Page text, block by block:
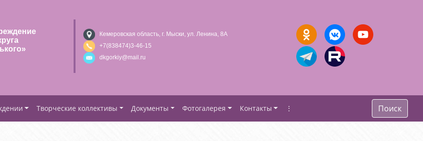
Кемеровская область, г. Мыски, ул. Ленина, 8А
+7(838474)3-46-15
dkgorkiy@mail.ru
Творческие коллективы Документы Фотогалерея Контакты ⋮ Поиск